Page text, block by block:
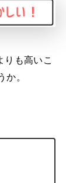
りも高いこ
。